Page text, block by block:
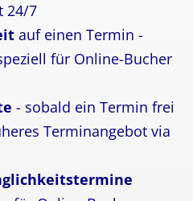
24/7
auf einen Termin -
für Online-Bucher
- sobald ein Termin frei
Terminangebot via